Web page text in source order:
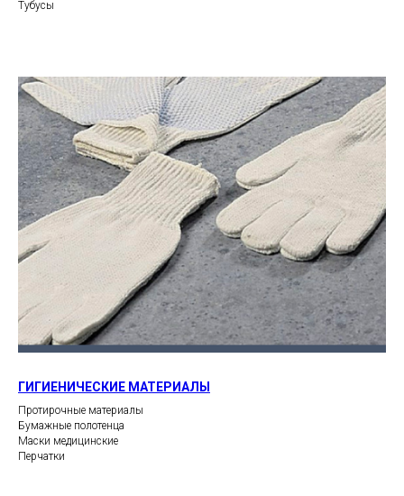
Тубусы
ГИГИЕНИЧЕСКИЕ МАТЕРИАЛЫ
Протирочные материалы
Бумажные полотенца
Маски медицинские
Перчатки